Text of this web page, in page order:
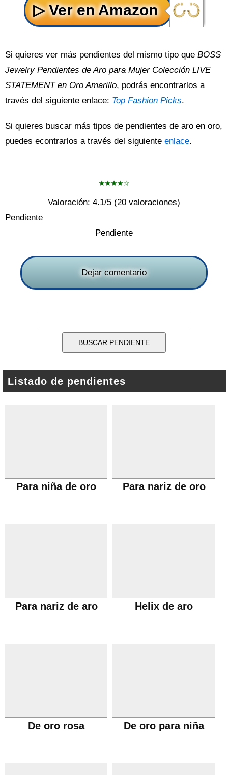
Si quieres ver más pendientes del mismo tipo que BOSS
Jewelry Pendientes de Aro para Mujer Colección LIVE
STATEMENT en Oro Amarillo, podrás encontrarlos a
través del siguiente enlace: Top Fashion Picks.
Si quieres buscar más tipos de pendientes de aro en oro,
puedes econtrarlos a través del siguiente enlace.
Valoración: 4.1/5 (20 valoraciones)
Pendiente
Pendiente
Dejar comentario
Listado de pendientes
Para niña de oro Para nariz de oro
Para nariz de aro Helix de aro
De oro rosa De oro para niña